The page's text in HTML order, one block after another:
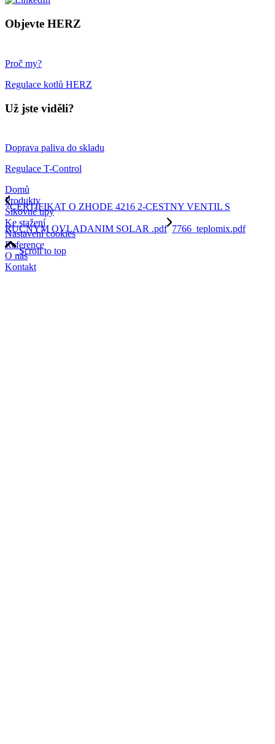
Objevte HERZ
Proč my?
Regulace kotlů HERZ
Už jste viděli?
Doprava paliva do skladu
Regulace T-Control
Domů
Produkty
Šikovné tipy
Ke stažení
Nastavení cookies
Reference
O nás
Kontakt
CERTIFIKAT O ZHODE 4216 2-CESTNY VENTIL S
RUCNYM OVLADANIM SOLAR .pdf 7766_teplomix.pdf
Scroll to top